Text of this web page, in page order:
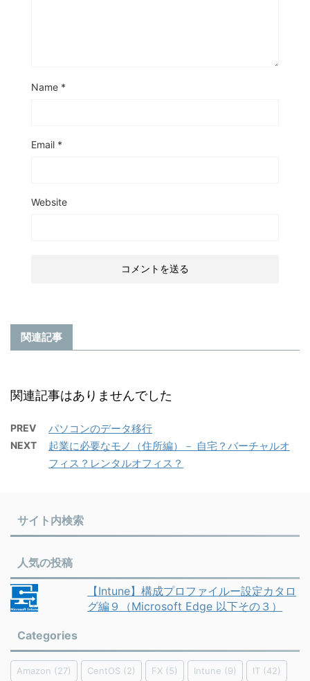
Name *
Email *
Website
関連記事
関連記事はありませんでした
PREV パソコンのデータ移行
NEXT
起業に必要なモノ（住所編）－ 自宅？バーチャルオ
フィス？レンタルオフィス？
サイト内検索
人気の投稿
【Intune】構成プロファイルー設定カタロ
グ編９（Microsoft Edge 以下その３）
Categories
Amazon (27) CentOS (2) FX (5) Intune (9) IT (42)